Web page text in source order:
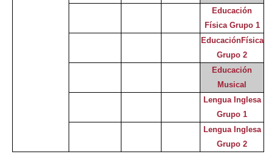
Educación
Física Grupo 1
EducaciónFísica
Grupo 2
Educación
Musical
Lengua Inglesa
Grupo 1
Lengua Inglesa
Grupo 2